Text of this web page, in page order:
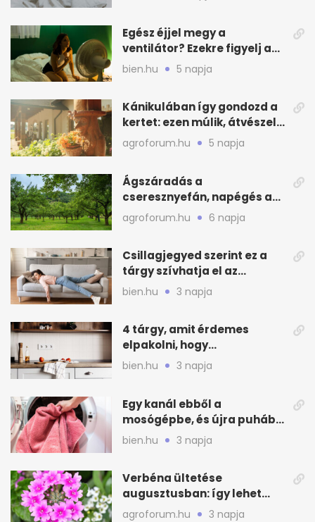
Egész éjjel megy a
ventilátor? Ezekre figyelj a
hőségben alvásnál
bien.hu 5 napja
Kánikulában így gondozd a
kertet: ezen múlik, átvészeli-
e a hőséget
agroforum.hu 5 napja
Ágszáradás a
cseresznyefán, napégés a
kajszin: mit tehetsz most?
agroforum.hu 6 napja
Csillagjegyed szerint ez a
tárgy szívhatja el az
otthonod energiáját
bien.hu 3 napja
4 tárgy, amit érdemes
elpakolni, hogy
hűvösebbnek tűnjön a lakás
bien.hu 3 napja
Egy kanál ebből a
mosógépbe, és újra puhább
lesz a törölköző
bien.hu 3 napja
Verbéna ültetése
augusztusban: így lehet
még idén virágos a kert
agroforum.hu 3 napja